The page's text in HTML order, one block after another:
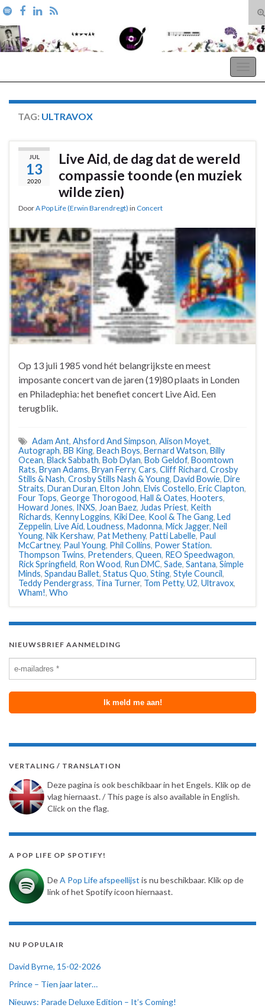
Search for:
TAG: ULTRAVOX
JUL
13
2020
Live Aid, de dag dat de wereld
compassie toonde (en muziek
wilde zien)
DoorA Pop Life (Erwin Barendregt) in Concert
Op 13 juli 1985 vond hét belangrijkste en meest
imposante concert van de jaren (19)80 plaats in Londen
en Philadephia: het benefiet concert Live Aid. Een
terugblik.
Adam Ant, Ahsford And Simpson, Alison Moyet,
Autograph, BB King, Beach Boys, Bernard Watson, Billy
Ocean, Black Sabbath, Bob Dylan, Bob Geldof, Boomtown
Rats, Bryan Adams, Bryan Ferry, Cars, Cliff Richard, Crosby
Stills & Nash, Crosby Stills Nash & Young, David Bowie, Dire
Straits, Duran Duran, Elton John, Elvis Costello, Eric Clapton,
Four Tops, George Thorogood, Hall & Oates, Hooters,
Howard Jones, INXS, Joan Baez, Judas Priest, Keith
Richards, Kenny Loggins, Kiki Dee, Kool & The Gang, Led
Zeppelin, Live Aid, Loudness, Madonna, Mick Jagger, Neil
Young, Nik Kershaw, Pat Metheny, Patti Labelle, Paul
McCartney, Paul Young, Phil Collins, Power Station.
Thompson Twins, Pretenders, Queen, REO Speedwagon,
Rick Springfield, Ron Wood, Run DMC, Sade, Santana, Simple
Minds, Spandau Ballet, Status Quo, Sting, Style Council,
Teddy Pendergrass, Tina Turner, Tom Petty, U2, Ultravox,
Wham!, Who
NIEUWSBRIEF AANMELDING
VERTALING / TRANSLATION
Deze pagina is ook beschikbaar in het Engels. Klik op de
vlag hiernaast. / This page is also available in English.
Click on the flag.
A POP LIFE OP SPOTIFY!
DeA Pop Life afspeellijst is nu beschikbaar. Klik op de
link of het Spotify icoon hiernaast.
NU POPULAIR
David Byrne, 15-02-2026
Prince – Tien jaar later…
Nieuws: Parade Deluxe Edition – It’s Coming!